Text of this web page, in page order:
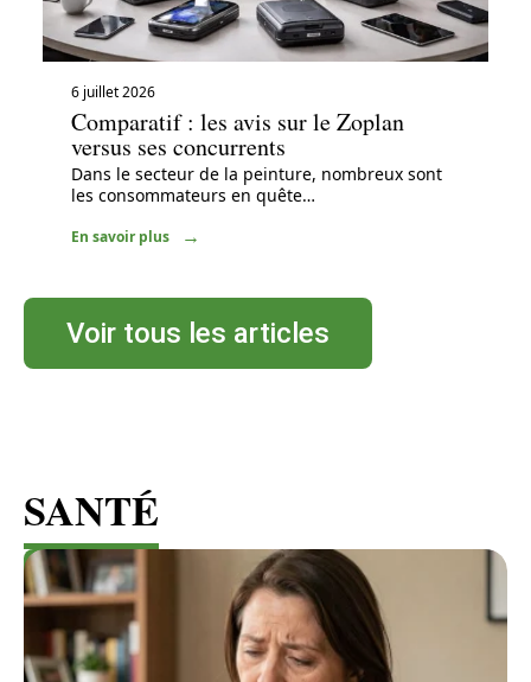
6 juillet 2026
Comparatif : les avis sur le Zoplan
versus ses concurrents
Dans le secteur de la peinture, nombreux sont
les consommateurs en quête…
En savoir plus
Voir tous les articles
SANTÉ
Voir tous les articles